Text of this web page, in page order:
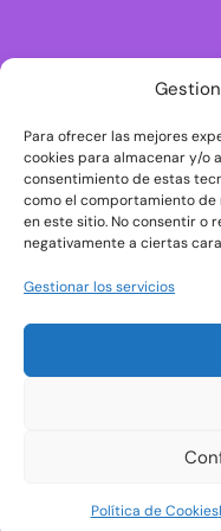
Para ofrecer las mejores
cookies para almacenar y/o
consentimiento de estas
como el comportamiento de
en este sitio. No consentir o
negativamente a ciertas
Gestionar los servicios
Política de Cookies
Rick and
The Big Bang
Theory
The Blues
Brothers
The
The Shining
Derry